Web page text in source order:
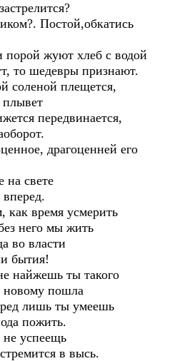
Постой,обкатись
жуют хлеб с водой
то шедевры признают.
плещется,
передвинается,
драгоценней его
свете
время усмерить
него мы жить
во власти
бытия!
ты такого
пошла
лишь ты умеешь
пожить.
успеещь
в высь.